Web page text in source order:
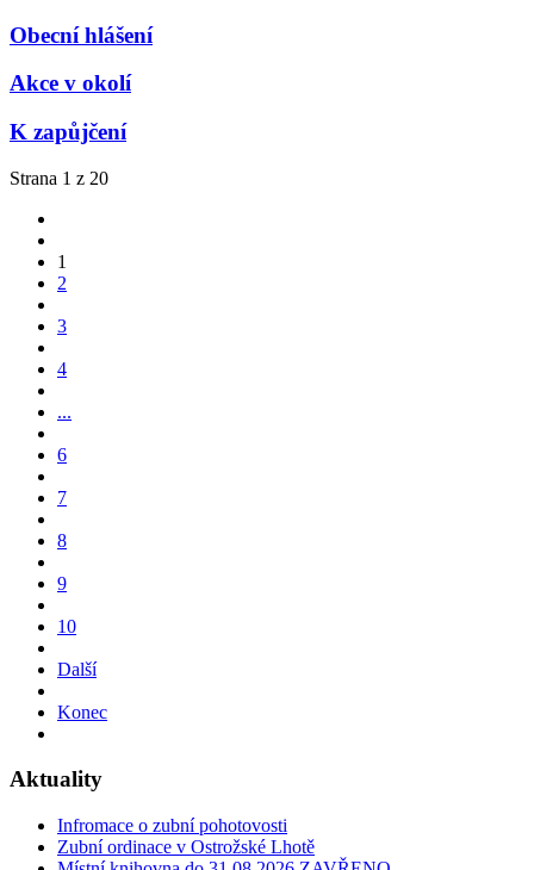
Obecní hlášení
Akce v okolí
K zapůjčení
Strana 1 z 20
1
2
3
4
...
6
7
8
9
10
Další
Konec
Aktuality
Infromace o zubní pohotovosti
Zubní ordinace v Ostrožské Lhotě